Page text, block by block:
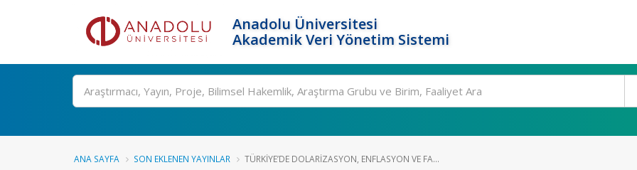
Anadolu Üniversitesi
Akademik Veri Yönetim Sistemi
Ara
ANA SAYFA SON EKLENEN YAYINLAR TÜRKIYE’DE DOLARIZASYON, ENFLASYON VE FA...